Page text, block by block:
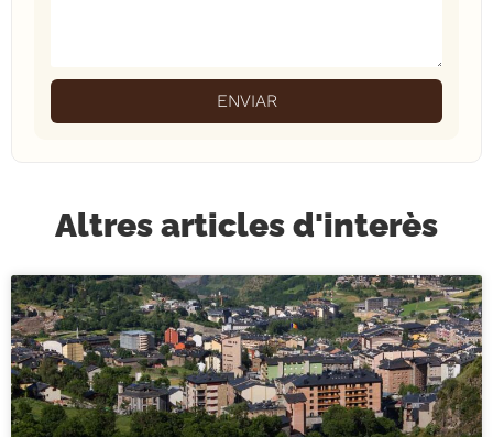
ENVIAR
Altres articles d'interès